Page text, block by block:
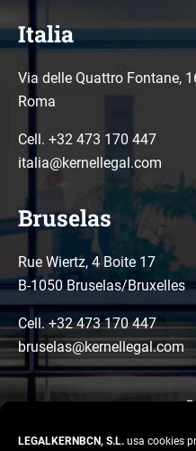
LEGALKERNBCN, S.L. usa cookies
Italia
Via delle Quattro Fontane,
Roma
Cell. +32 473 170 447
italia@kernellegal.com
Bruselas
Rue Wiertz, 4 Boite 17
B-1050 Bruselas/Bruxelles
Cell. +32 473 170 447
bruselas@kernellegal.com